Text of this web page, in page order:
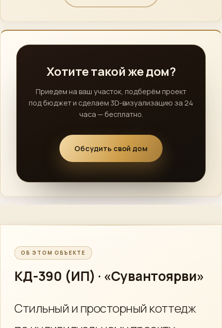
Хотите такой же дом?
Приедем на ваш участок, подберём проект
под бюджет и сделаем 3D-визуализацию за 24
часа — бесплатно.
Обсудить свой дом
ОБ ЭТОМ ОБЪЕКТЕ
КД-390 (ИП) · «Сувантоярви»
Стильный и просторный коттедж